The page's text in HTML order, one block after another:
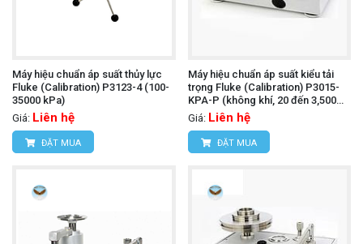
Máy hiệu chuẩn áp suất thủy lực
Fluke (Calibration) P3123-4 (100-
35000 kPa)
Giá: Liên hệ
ĐẶT MUA
Máy hiệu chuẩn áp suất kiểu tải
trọng Fluke (Calibration) P3015-
KPA-P (không khí, 20 đến 3,500
kPa, PCU đơn)
Giá: Liên hệ
ĐẶT MUA